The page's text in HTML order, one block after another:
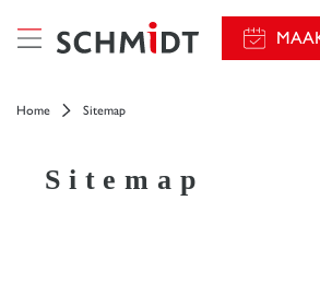
Home Sitemap
Sitemap